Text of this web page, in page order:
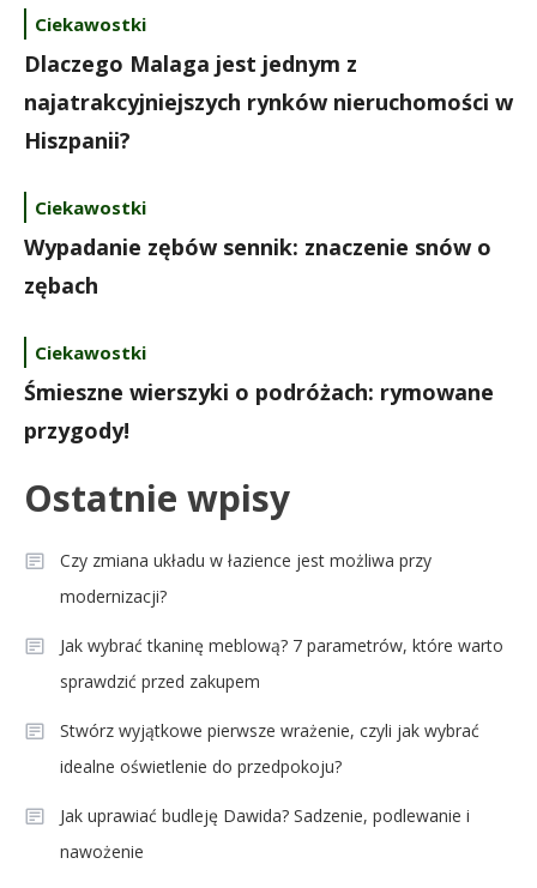
Ciekawostki
Dlaczego Malaga jest jednym z
najatrakcyjniejszych rynków nieruchomości w
Hiszpanii?
Ciekawostki
Wypadanie zębów sennik: znaczenie snów o
zębach
Ciekawostki
Śmieszne wierszyki o podróżach: rymowane
przygody!
Ostatnie wpisy
Czy zmiana układu w łazience jest możliwa przy
modernizacji?
Jak wybrać tkaninę meblową? 7 parametrów, które warto
sprawdzić przed zakupem
Stwórz wyjątkowe pierwsze wrażenie, czyli jak wybrać
idealne oświetlenie do przedpokoju?
Jak uprawiać budleję Dawida? Sadzenie, podlewanie i
nawożenie